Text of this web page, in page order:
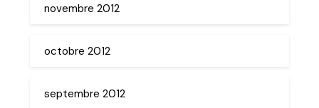
novembre 2012
octobre 2012
septembre 2012